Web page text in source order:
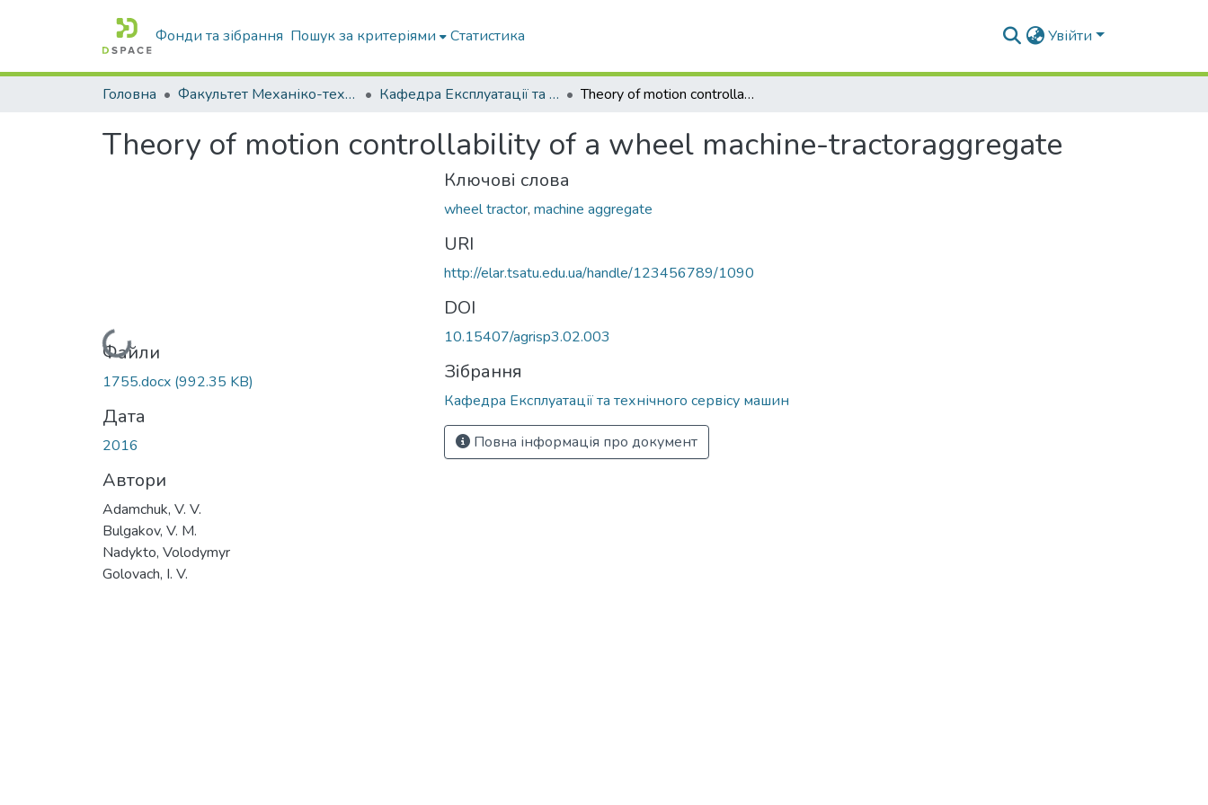
Фонди та зібрання Пошук за критеріями Статистика Увійти
Головна Факультет Механіко-технологічний Кафедра Експлуатації та технічного сервісу машин Theory of motion controllability of a wheel machine-tractoraggregate
Theory of motion controllability of a wheel machine-tractoraggregate
Вантажиться...
Файли
1755.docx (992.35 KB)
Дата
2016
Автори
Adamchuk, V. V.
Bulgakov, V. M.
Nadykto, Volodymyr
Golovach, I. V.
Ключові слова
wheel tractor, machine aggregate
URI
http://elar.tsatu.edu.ua/handle/123456789/1090
DOI
10.15407/agrisp3.02.003
Зібрання
Кафедра Експлуатації та технічного сервісу машин
Повна інформація про документ